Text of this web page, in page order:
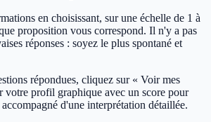
en choisissant, sur une échelle de 1 à
proposition vous correspond. Il n'y a pas
réponses : soyez le plus spontané et
répondues, cliquez sur « Voir mes
votre profil graphique avec un score pour
d'une interprétation détaillée.